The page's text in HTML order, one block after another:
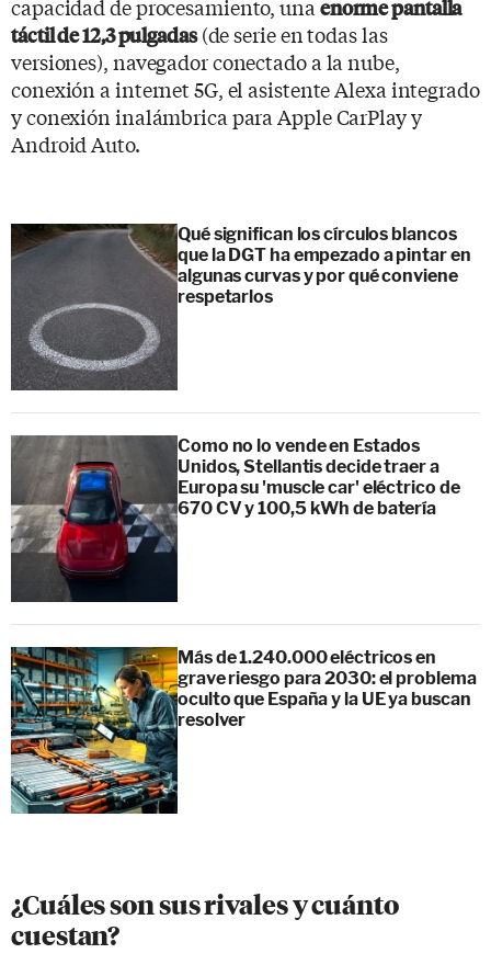
capacidad de procesamiento, una enorme pantalla
táctil de 12,3 pulgadas(de serie en todas las
versiones), navegador conectado a la nube,
conexión a internet 5G, el asistente Alexa integrado
y conexión inalámbrica para Apple CarPlay y
Android Auto.
Qué significan los círculos blancos
que la DGT ha empezado a pintar en
algunas curvas y por qué conviene
respetarlos
Como no lo vende en Estados
Unidos, Stellantis decide traer a
Europa su 'muscle car' eléctrico de
670 CV y 100,5 kWh de batería
Más de 1.240.000 eléctricos en
grave riesgo para 2030: el problema
oculto que España y la UE ya buscan
resolver
¿Cuáles son sus rivales y cuánto
cuestan?